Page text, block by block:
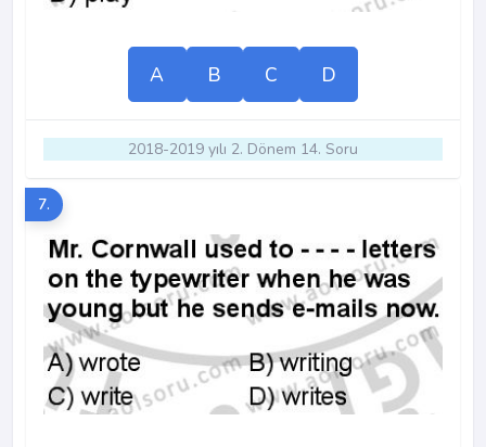
A B C D
2018-2019 yılı 2. Dönem 14. Soru
7.